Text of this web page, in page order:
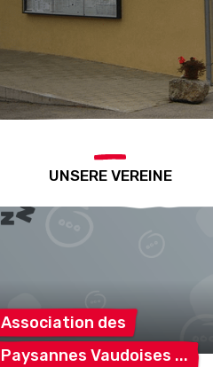
UNSERE VEREINE
Association des
PaysannesVaudoises